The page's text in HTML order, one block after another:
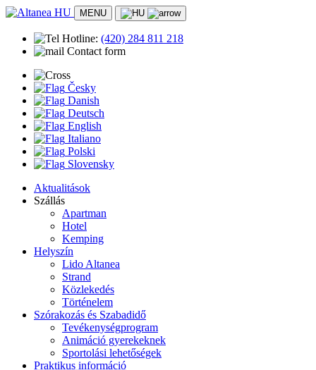
MENU
Hotline: (420) 284 811 218
Contact form
Česky
Danish
Deutsch
English
Italiano
Polski
Slovensky
Aktualitások
Szállás
Apartman
Hotel
Kemping
Helyszín
Lido Altanea
Strand
Közlekedés
Történelem
Szórakozás és Szabadidő
Tevékenységprogram
Animáció gyerekeknek
Sportolási lehetőségek
Praktikus információ